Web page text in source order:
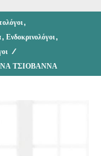
,
, Ενδοκρινολόγοι ,
/
ΤΣΙΟΒΑΝΝΑ